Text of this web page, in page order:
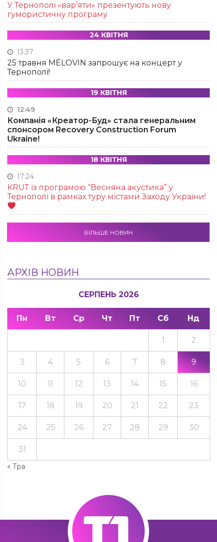
У Тернополі «вар’яти» презентують нову
гумористичну програму
24 КВІТНЯ
13:37
25 травня MÉLOVIN запрошує на концерт у
Тернополі!
19 КВІТНЯ
12:49
Компанія «Креатор-Буд» стала генеральним
спонсором Recovery Construction Forum
Ukraine!
18 КВІТНЯ
17:24
KRUТ із програмою “Весняна акустика” у
Тернополі в рамках туру містами Заходу України!
БІЛЬШЕ НОВИН
АРХІВ НОВИН
СЕРПЕНЬ 2026
Пн Вт Ср Чт Пт Сб Нд
« Тра
1 2
3 4 5 6 7 8 9
10 11 12 13 14 15 16
17 18 19 20 21 22 23
24 25 26 27 28 29 30
31